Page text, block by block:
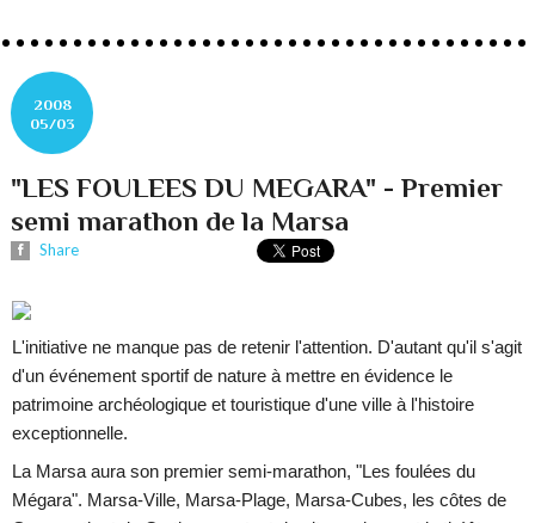
2008
05/03
"LES FOULEES DU MEGARA" - Premier
semi marathon de la Marsa
Share
L'initiative ne manque pas de retenir l'attention. D'autant qu'il s'agit
d'un événement sportif de nature à mettre en évidence le
patrimoine archéologique et touristique d'une ville à l'histoire
exceptionnelle.
La Marsa aura son premier semi-marathon, "Les foulées du
Mégara". Marsa-Ville, Marsa-Plage, Marsa-Cubes, les côtes de